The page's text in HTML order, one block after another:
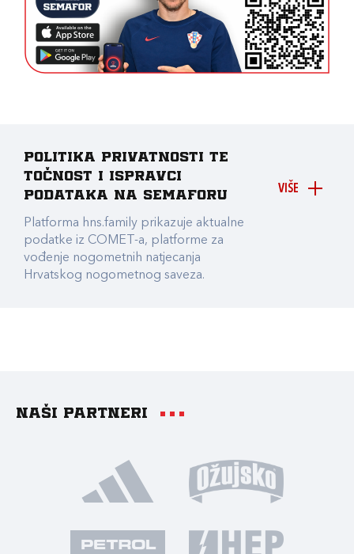
VIŠE
Politika privatnosti te
točnost i ispravci
podataka na Semaforu
Platforma hns.family prikazuje aktualne
podatke iz COMET-a, platforme za
vođenje nogometnih natjecanja
Hrvatskog nogometnog saveza.
Naši partneri